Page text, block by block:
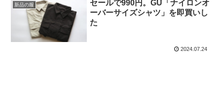
新品の服
セールで990円。GU「ナイロンオ
ーバーサイズシャツ」を即買いし
た
2024.07.24